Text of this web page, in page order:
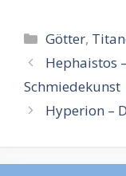
Kategorien
Götter,
Hephaistos
Schmiedekunst
Hyperion –